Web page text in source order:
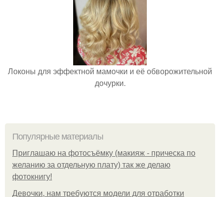
Локоны для эффектной мамочки и её обворожительной
дочурки.
Популярные материалы
Приглашаю на фотосъёмку (макияж - прическа по
желанию за отдельную плату) так же делаю
фотокнигу!
Девочки, нам требуются модели для отработки